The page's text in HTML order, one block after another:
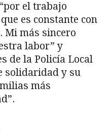
el trabajo
es constante con
Mi más sincero
labor” y
de la Policía Local
solidaridad y su
más